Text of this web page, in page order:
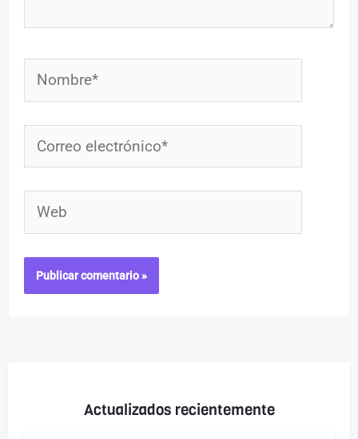
Actualizados recientemente
Nombre*
Correo
electrónico*
Web